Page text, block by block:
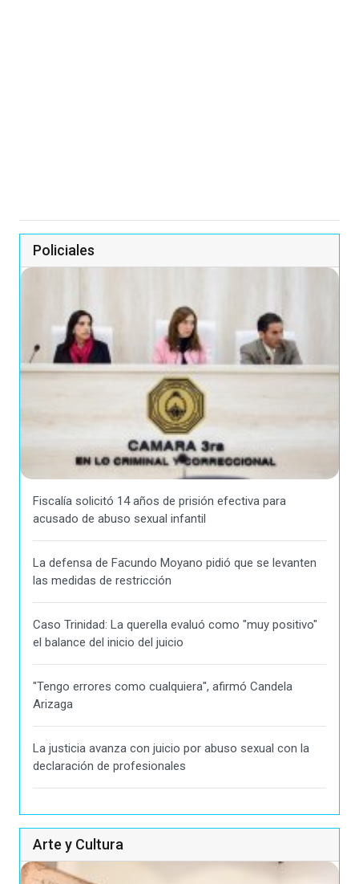
Policiales
Fiscalía solicitó 14 años de prisión efectiva para
acusado de abuso sexual infantil
La defensa de Facundo Moyano pidió que se levanten
las medidas de restricción
Caso Trinidad: La querella evaluó como "muy positivo"
el balance del inicio del juicio
"Tengo errores como cualquiera", afirmó Candela
Arizaga
La justicia avanza con juicio por abuso sexual con la
declaración de profesionales
Arte y Cultura